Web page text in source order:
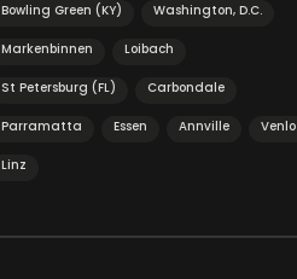
Bowling Green (KY) Washington, D.C.
Markenbinnen Loibach
St Petersburg (FL) Carbondale
Parramatta Essen Annville Venlo
Linz